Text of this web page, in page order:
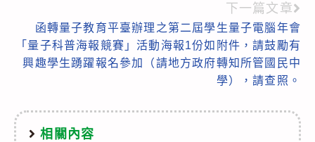
下一篇文章
函轉量子教育平臺辦理之第二屆學生量子電腦年會
「量子科普海報競賽」活動海報1份如附件，請鼓勵有
興趣學生踴躍報名參加（請地方政府轉知所管國民中
學），請查照。
相關內容